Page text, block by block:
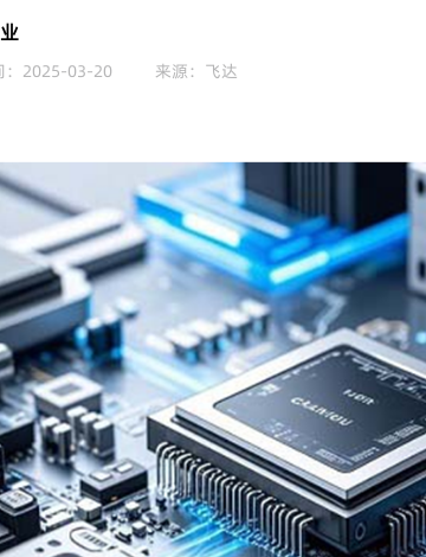
：2025-03-20 来源：飞达